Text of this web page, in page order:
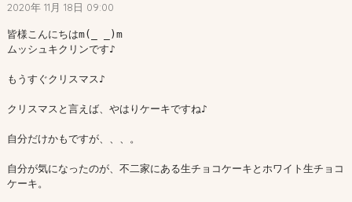
2020年 11月 18日 09:00
皆様こんにちはm(_ _)m
ムッシュキクリンです♪
もうすぐクリスマス♪
クリスマスと言えば、やはりケーキですね♪
自分だけかもですが、、、。
自分が気になったのが、不二家にある生チョコケーキとホワイト生チョコ
ケーキ。